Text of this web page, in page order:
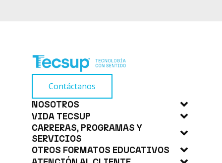
Contáctanos
NOSOTROS
Acerca de Tecsup
Trabaja con Nosotros
VIDA TECSUP
Noticias
Blog
CARRERAS, PROGRAMAS Y
SERVICIOS
Carreras
OTROS FORMATOS EDUCATIVOS